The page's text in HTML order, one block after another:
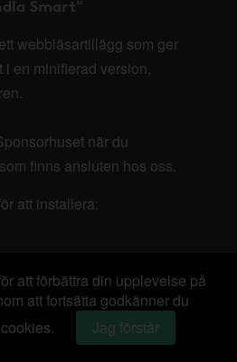
Smart"
webbläsartillägg som ger
i en minifierad version,
när du
finns ansluten hos oss.
att installera:
att förbättra din upplevelse på
att fortsätta godkänner du
Jag förstår